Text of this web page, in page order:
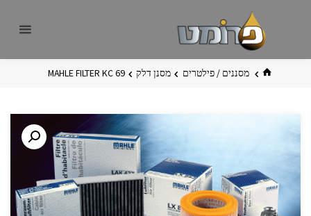
בית מסננים / פילטרים מסנן דלק MAHLE FILTER KC 69